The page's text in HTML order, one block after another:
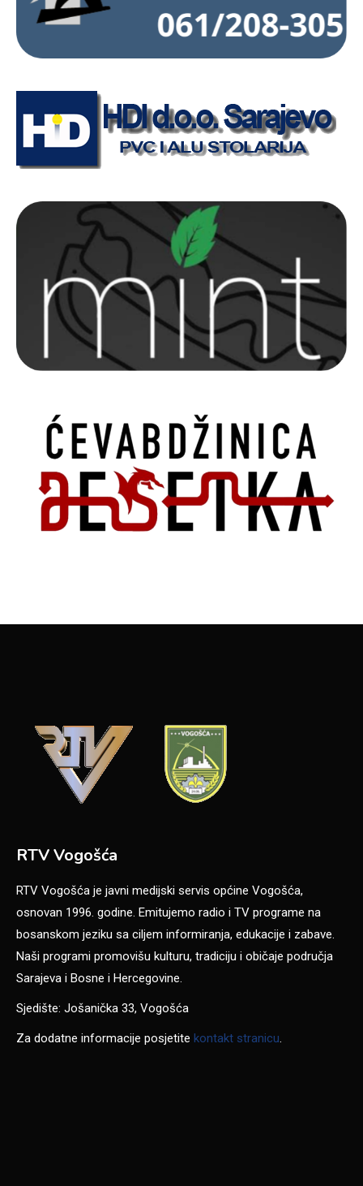
RTV Vogošća
RTV Vogošća je javni medijski servis općine Vogošća,
osnovan 1996. godine. Emitujemo radio i TV programe na
bosanskom jeziku sa ciljem informiranja, edukacije i zabave.
Naši programi promovišu kulturu, tradiciju i običaje područja
Sarajeva i Bosne i Hercegovine.
Sjedište: Jošanička 33, Vogošća
Za dodatne informacije posjetite kontakt stranicu.